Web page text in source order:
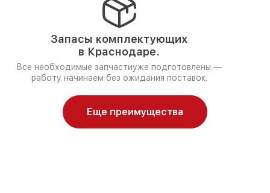
Запасы комплектующих
в Краснодаре.
Все необходимые запчастиуже подготовлены —
работу начинаем без ожидания поставок.
Еще преимущества